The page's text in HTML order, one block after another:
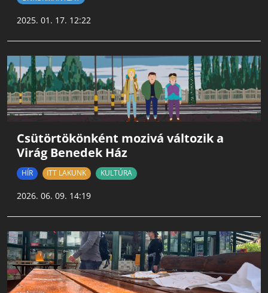
2025. 01. 17. 12:22
Csütörtökönként mozivá változik a
Virág Benedek Ház
HÍR ITT LAKUNK KULTÚRA
2026. 06. 09. 14:19